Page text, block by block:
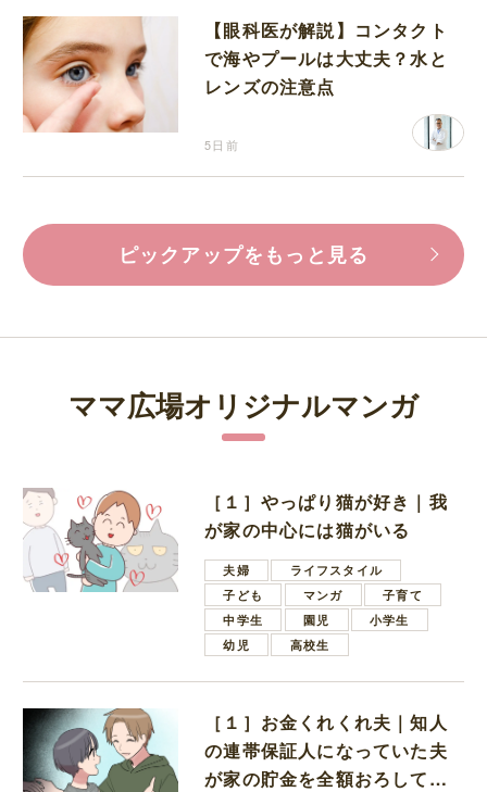
【眼科医が解説】コンタクト
で海やプールは大丈夫？水と
レンズの注意点
5日前
ピックアップをもっと見る
ママ広場オリジナルマンガ
［１］やっぱり猫が好き｜我
が家の中心には猫がいる
夫婦
ライフスタイル
子ども
マンガ
子育て
中学生
園児
小学生
幼児
高校生
［１］お金くれくれ夫｜知人
の連帯保証人になっていた夫
が家の貯金を全額おろしてほ